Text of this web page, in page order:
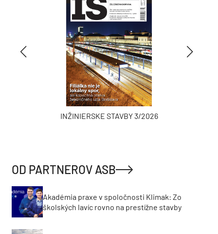
INŽINIERSKE STAVBY 3/2026
OD PARTNEROV ASB
Akadémia praxe v spoločnosti Klimak: Zo
školských lavíc rovno na prestížne stavby